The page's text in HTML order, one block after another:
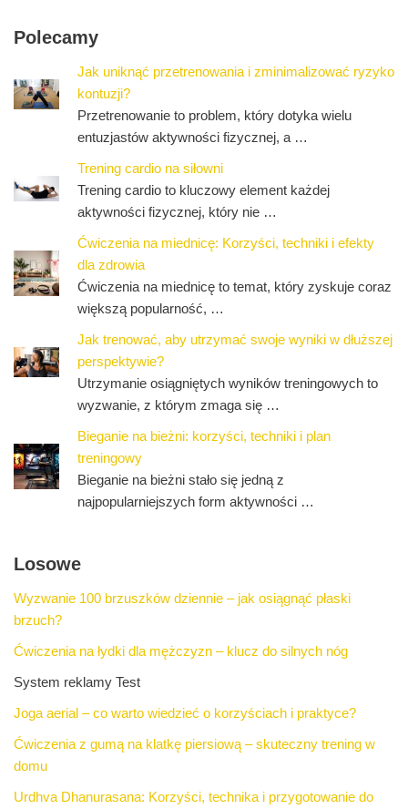
Polecamy
Jak uniknąć przetrenowania i zminimalizować ryzyko
kontuzji?
Przetrenowanie to problem, który dotyka wielu
entuzjastów aktywności fizycznej, a …
Trening cardio na siłowni
Trening cardio to kluczowy element każdej
aktywności fizycznej, który nie …
Ćwiczenia na miednicę: Korzyści, techniki i efekty
dla zdrowia
Ćwiczenia na miednicę to temat, który zyskuje coraz
większą popularność, …
Jak trenować, aby utrzymać swoje wyniki w dłuższej
perspektywie?
Utrzymanie osiągniętych wyników treningowych to
wyzwanie, z którym zmaga się …
Bieganie na bieżni: korzyści, techniki i plan
treningowy
Bieganie na bieżni stało się jedną z
najpopularniejszych form aktywności …
Losowe
Wyzwanie 100 brzuszków dziennie – jak osiągnąć płaski
brzuch?
Ćwiczenia na łydki dla mężczyzn – klucz do silnych nóg
System reklamy Test
Joga aerial – co warto wiedzieć o korzyściach i praktyce?
Ćwiczenia z gumą na klatkę piersiową – skuteczny trening w
domu
Urdhva Dhanurasana: Korzyści, technika i przygotowanie do